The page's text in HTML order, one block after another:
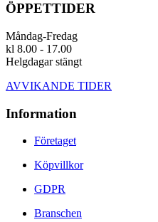
ÖPPETTIDER
Måndag-Fredag
kl 8.00 - 17.00
Helgdagar stängt
AVVIKANDE TIDER
Information
Företaget
Köpvillkor
GDPR
Branschen